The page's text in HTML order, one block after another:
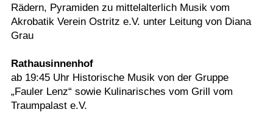
Rädern, Pyramiden zu mittelalterlich Musik vom
Akrobatik Verein Ostritz e.V. unter Leitung von Diana
Grau
Rathausinnenhof
ab 19:45 Uhr Historische Musik von der Gruppe
„Fauler Lenz“ sowie Kulinarisches vom Grill vom
Traumpalast e.V.